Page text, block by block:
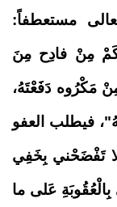
مستعطفاً:
مِنْ فادِح مِنَ
مَكْرُوه دَفَعْتَهُ،
فيطلب العفو
تَفْضَحْني بِخَفِي
عَلى ما